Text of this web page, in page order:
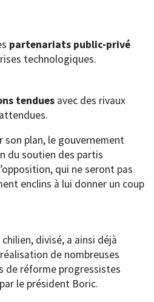
partenariats public-privé
technologiques.
tendues avec des rivaux
son plan, le gouvernement
du soutien des partis
qui ne seront pas
enclins à lui donner un coup
chilien, divisé, a ainsi déjà
de nombreuses
de réforme progressistes
le président Boric.